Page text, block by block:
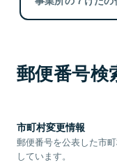
郵便番号検
市町村変更情報
郵便番号を公表した市
しています。